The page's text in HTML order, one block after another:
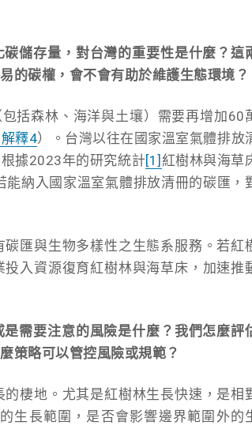
儲存量，對台灣的重要性是什麼？這
的碳權，會不會有助於維護生態環境？
括森林、海洋與土壤）需要再增加60
釋4）。台灣以往在國家溫室氣體排放
據2023年的研究統計[1] 紅樹林與海草
能納入國家溫室氣體排放清冊的碳匯，
匯與生物多樣性之生態系服務。若紅
入資源復育紅樹林與海草床，加速推
需要注意的風險是什麼？我們怎麼評
策略可以管控風險或規範？
棲地。尤其是紅樹林生長快速，是相
生長範圍，是否會影響邊界範圍外的